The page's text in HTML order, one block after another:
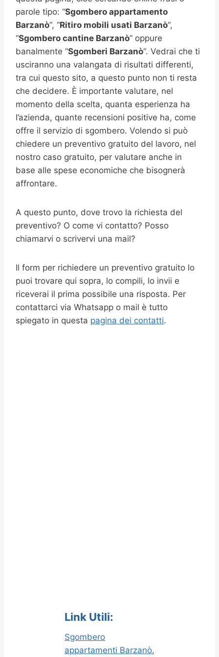
parole tipo: “Sgombero appartamento
Barzanò“, “Ritiro mobili usati Barzanò“,
“Sgombero cantine Barzanò” oppure
banalmente “Sgomberi Barzanò“. Vedrai che ti
usciranno una valangata di risultati differenti,
tra cui questo sito, a questo punto non ti resta
che decidere. È importante valutare, nel
momento della scelta, quanta esperienza ha
l’azienda, quante recensioni positive ha, come
offre il servizio di sgombero. Volendo si può
chiedere un preventivo gratuito del lavoro, nel
nostro caso gratuito, per valutare anche in
base alle spese economiche che bisognerà
affrontare.
A questo punto, dove trovo la richiesta del
preventivo? O come vi contatto? Posso
chiamarvi o scrivervi una mail?
Il form per richiedere un preventivo gratuito lo
puoi trovare qui sopra, lo compili, lo invii e
riceverai il prima possibile una risposta. Per
contattarci via Whatsapp o mail è tutto
spiegato in questa pagina dei contatti.
Link Utili:
Sgombero
appartamenti Barzanò,